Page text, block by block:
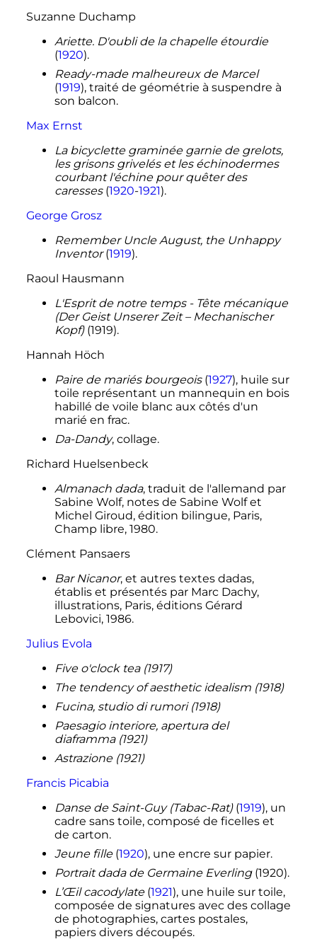
Suzanne Duchamp
Ariette. D'oubli de la chapelle étourdie
(1920).
Ready-made malheureux de Marcel
(1919), traité de géométrie à suspendre à
son balcon.
Max Ernst
La bicyclette graminée garnie de grelots,
les grisons grivelés et les échinodermes
courbant l'échine pour quêter des
caresses(1920-1921).
George Grosz
Remember Uncle August, the Unhappy
Inventor(1919).
Raoul Hausmann
L'Esprit de notre temps - Tête mécanique
(Der Geist Unserer Zeit – Mechanischer
Kopf)(1919).
Hannah Höch
Paire de mariés bourgeois(1927), huile sur
toile représentant un mannequin en bois
habillé de voile blanc aux côtés d'un
marié en frac.
Da-Dandy, collage.
Richard Huelsenbeck
Almanach dada, traduit de l'allemand par
Sabine Wolf, notes de Sabine Wolf et
Michel Giroud, édition bilingue, Paris,
Champ libre, 1980.
Clément Pansaers
Bar Nicanor, et autres textes dadas,
établis et présentés par Marc Dachy,
illustrations, Paris, éditions Gérard
Lebovici, 1986.
Julius Evola
Five o'clock tea (1917)
The tendency of aesthetic idealism (1918)
Fucina, studio di rumori (1918)
Paesagio interiore, apertura del
diaframma (1921)
Astrazione (1921)
Francis Picabia
Danse de Saint-Guy (Tabac-Rat)(1919), un
cadre sans toile, composé de ficelles et
de carton.
Jeune fille(1920), une encre sur papier.
Portrait dada de Germaine Everling(1920).
L’Œil cacodylate(1921), une huile sur toile,
composée de signatures avec des collage
de photographies, cartes postales,
papiers divers découpés.